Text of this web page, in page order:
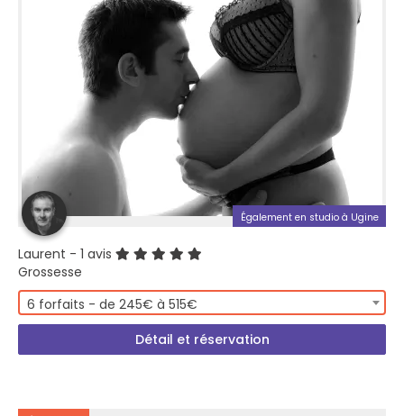
Également en studio à Ugine
Laurent - 1 avis
Grossesse
6 forfaits - de 245€ à 515€
Détail et réservation